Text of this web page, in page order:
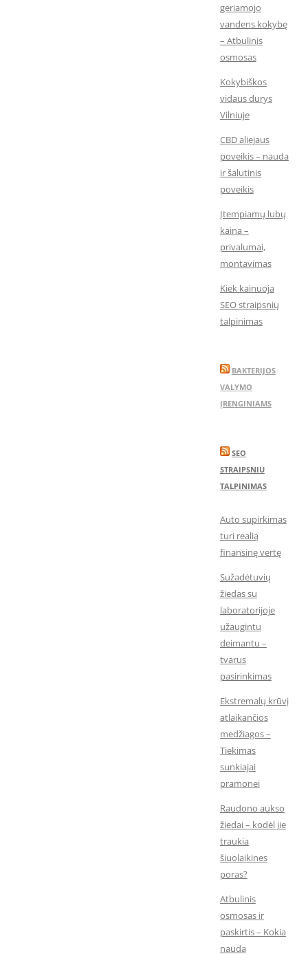
geriamojo
vandens kokybę
– Atbulinis
osmosas
Kokybiškos
vidaus durys
Vilniuje
CBD aliejaus
poveikis – nauda
ir šalutinis
poveikis
Įtempiamų lubų
kaina –
privalumai,
montavimas
Kiek kainuoja
SEO straipsnių
talpinimas
BAKTERIJOS
VALYMO
ĮRENGINIAMS
SEO
STRAIPSNIU
TALPINIMAS
Auto supirkimas
turi realią
finansinę vertę
Sužadėtuvių
žiedas su
laboratorijoje
užaugintu
deimantu –
tvarus
pasirinkimas
Ekstremalų krūvį
atlaikančios
medžiagos –
Tiekimas
sunkiajai
pramonei
Raudono aukso
žiedai – kodėl jie
traukia
šiuolaikines
poras?
Atbulinis
osmosas ir
paskirtis – Kokia
nauda